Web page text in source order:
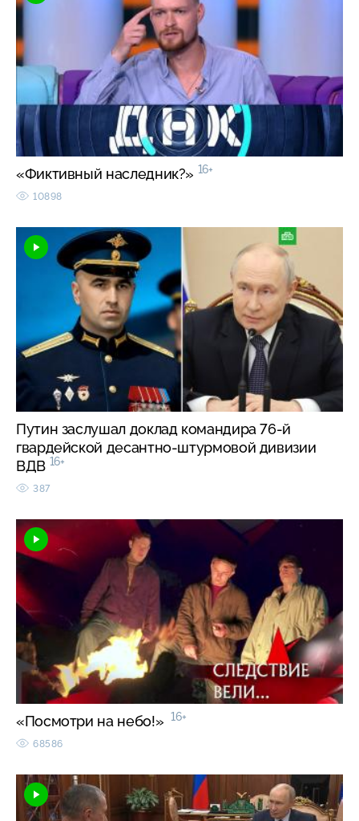
«Фиктивный наследник?» 16+
10898
Путин заслушал доклад командира 76-й
гвардейской десантно-штурмовой дивизии
ВДВ 16+
387
«Посмотри на небо!» 16+
68586